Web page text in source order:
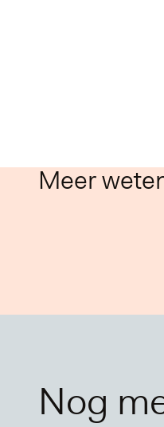
Meer
Nog